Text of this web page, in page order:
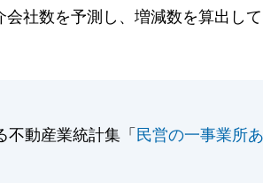
社数を予測し、増減数を算出し
不動産業統計集「民営の一事業所